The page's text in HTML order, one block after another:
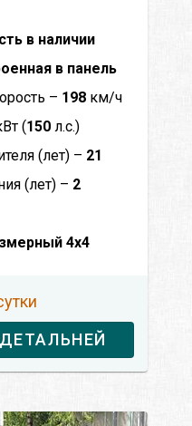
в наличии
в панель
– 198 км/ч
(150 л.с.)
(лет) – 21
(лет) – 2
4x4
ДЕТАЛЬНЕЙ